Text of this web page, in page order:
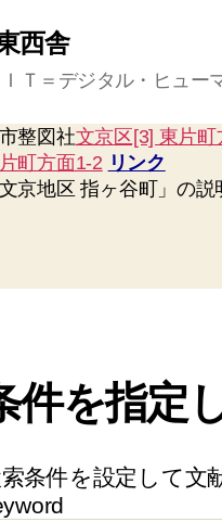
西舎
Ｔ＝デジタル・ヒュー
整図社文京区[3] 東片
町方面1-2 リンク
文京地区 指ヶ谷町」の説
件を指定
条件を設定して文